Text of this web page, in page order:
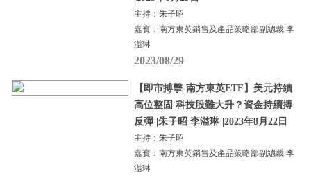
主持：朱子昭
嘉賓：南方東英銷售及產品策略部副總裁 李
溢琳
2023/08/29
【即市搏擊-南方東英ETF】美元持續
高位整固 科技股難大升？資金持續搏
反彈 |朱子昭 李溢琳 |2023年8月22日
主持：朱子昭
嘉賓：南方東英銷售及產品策略部副總裁 李
溢琳